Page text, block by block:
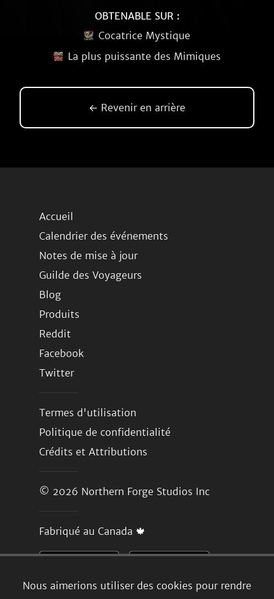
Nous aimerions utiliser des cookies pour rendre
OBTENABLE SUR :
Cocatrice Mystique
La plus puissante des Mimiques
← Revenir en arrière
Accueil
Calendrier des événements
Notes de mise à jour
Guilde des Voyageurs
Blog
Produits
Reddit
Facebook
Twitter
Termes d'utilisation
Politique de confidentialité
Crédits et Attributions
© 2026 Northern Forge Studios Inc
Fabriqué au Canada 🍁